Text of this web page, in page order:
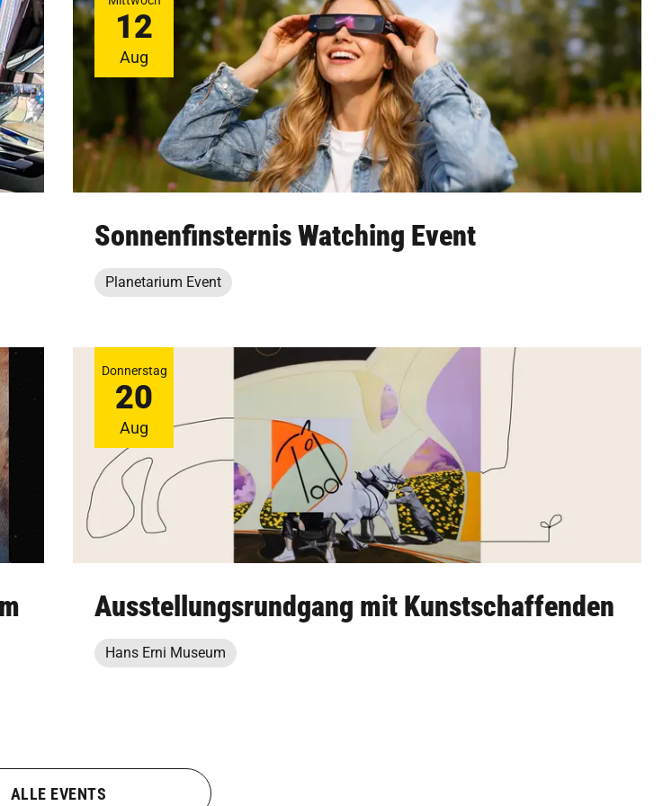
12
Aug
Sonnenfinsternis Watching Event
Planetarium Event
Donnerstag
20
Aug
Ausstellungsrundgang mit Kunstschaffenden
Hans Erni Museum
ALLE EVENTS